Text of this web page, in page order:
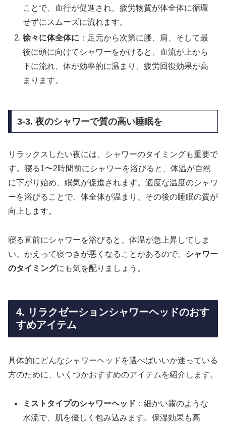
ことで、血行が促進され、疲労物質が体全体に循環
せずにスムーズに流れます。
徐々に体全体に ：足元から次第に腰、肩、そして最
後に頭に向けてシャワーをかけると、血流が上から
下に流れ、体が効率的に温まり、疲労回復効果が高
まります。
3-3. 夜のシャワーで質の高い睡眠を
リラックスしたい夜には、シャワーのタイミングも重要で
す。寝る1〜2時間前にシャワーを浴びると、体温が自然
に下がり始め、眠気が促進されます。適度な温度のシャワ
ーを浴びることで、体全体が温まり、その後の睡眠の質が
向上します。
寝る直前にシャワーを浴びると、体温が急上昇してしま
い、かえって寝つきが悪くなることがあるので、 シャワー
のタイミングにも気を配りましょう。
4. リラクゼーションシャワーヘッドのおす
すめアイテム
具体的にどんなシャワーヘッドを選べばいいか迷っている
方のために、いくつかおすすめのアイテムを紹介します。
ミストタイプのシャワーヘッド ：細かい霧のような
水流で、肌を優しく包み込みます。保湿効果も高